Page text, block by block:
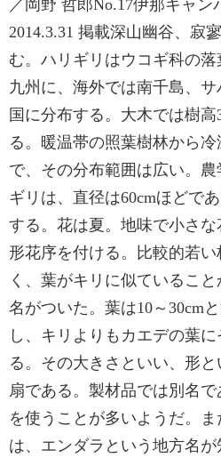
／岡野 哲郎No.17伊那キャン
2014.3.31 掲載深山幽谷、寂
む。ハリギリはウコギ科の
九州に、海外では南千島、
国に分布する。大木では樹高
る。暖温帯の照葉樹林から
で、その分布範囲は広い。
ギリは、直径は60cmほどで
する。花は夏。地味で小さ
形花序を付ける。比較的若
く、葉がキリに似ているこ
名がついた。葉は10～30cm
し、キリよりもカエデの葉
る。その大きさといい、形
扇である。製材品では別名
を使うことが多いようだ。
は、エンダラという地方名